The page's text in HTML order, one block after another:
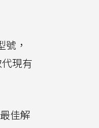
，
現有
佳解